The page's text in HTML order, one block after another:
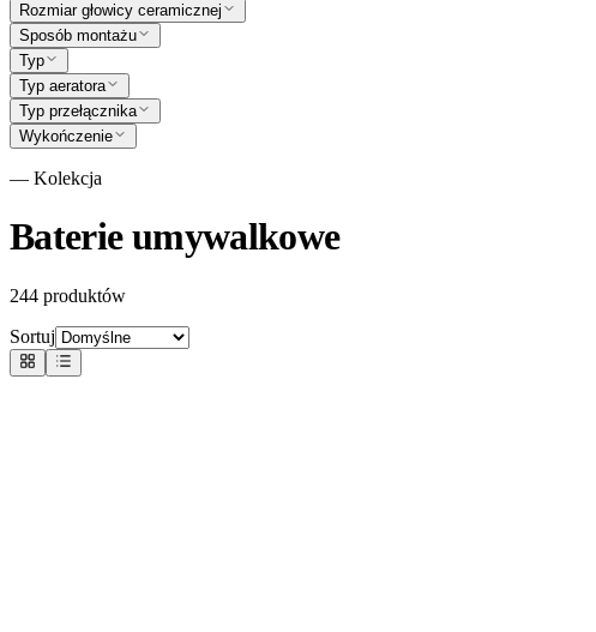
Rozmiar głowicy ceramicznej
Sposób montażu
Typ
Typ aeratora
Typ przełącznika
Wykończenie
— Kolekcja
Baterie umywalkowe
244 produktów
Sortuj